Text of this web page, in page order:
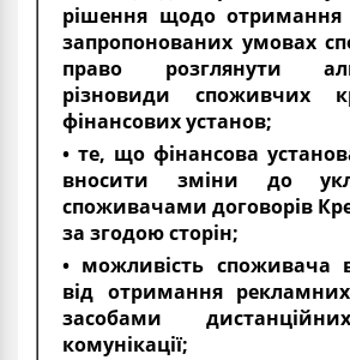
рішення щодо отримання
запропонованих умовах
право розглянути
різновиди споживчих
фінансових установ;
• те, що фінансова
вносити зміни до
споживачами договорів
за згодою сторін;
• можливість споживача
від отримання рекламних
засобами
комунікації;